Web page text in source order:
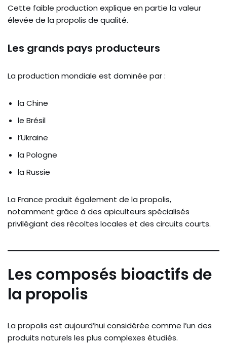
Cette faible production explique en partie la valeur
élevée de la propolis de qualité.
Les grands pays producteurs
La production mondiale est dominée par :
la Chine
le Brésil
l’Ukraine
la Pologne
la Russie
La France produit également de la propolis,
notamment grâce à des apiculteurs spécialisés
privilégiant des récoltes locales et des circuits courts.
Les composés bioactifs de
la propolis
La propolis est aujourd’hui considérée comme l’un des
produits naturels les plus complexes étudiés.